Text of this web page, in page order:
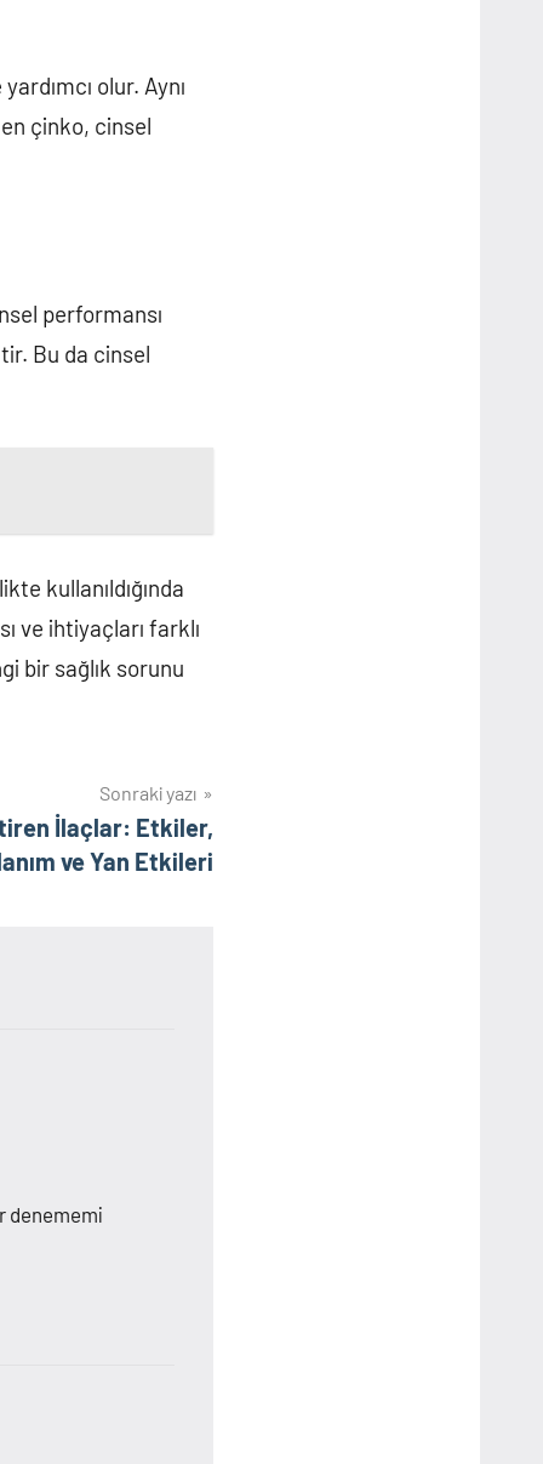
olur. Aynı
çinko, cinsel
performansı
Bu da cinsel
kullanıldığında
ve ihtiyaçları farklı
bir sağlık sorunu
Sonraki yazı
İlaçlar: Etkiler,
ve Yan Etkileri
denememi